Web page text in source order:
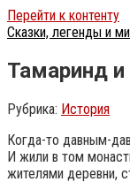
Перейти к контенту
Сказки, легенды и
Тамаринд и
Рубрика: История
Когда-то давным-
И жили в том
жителями деревни,